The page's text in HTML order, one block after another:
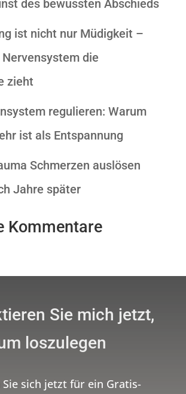
des bewussten Abschieds
ist nicht nur Müdigkeit –
die
zieht
regulieren: Warum
ist als Entspannung
Schmerzen auslösen
Jahre später
Kommentare
Sie mich jetzt,
loszulegen
Sie sich jetzt für ein Gratis-